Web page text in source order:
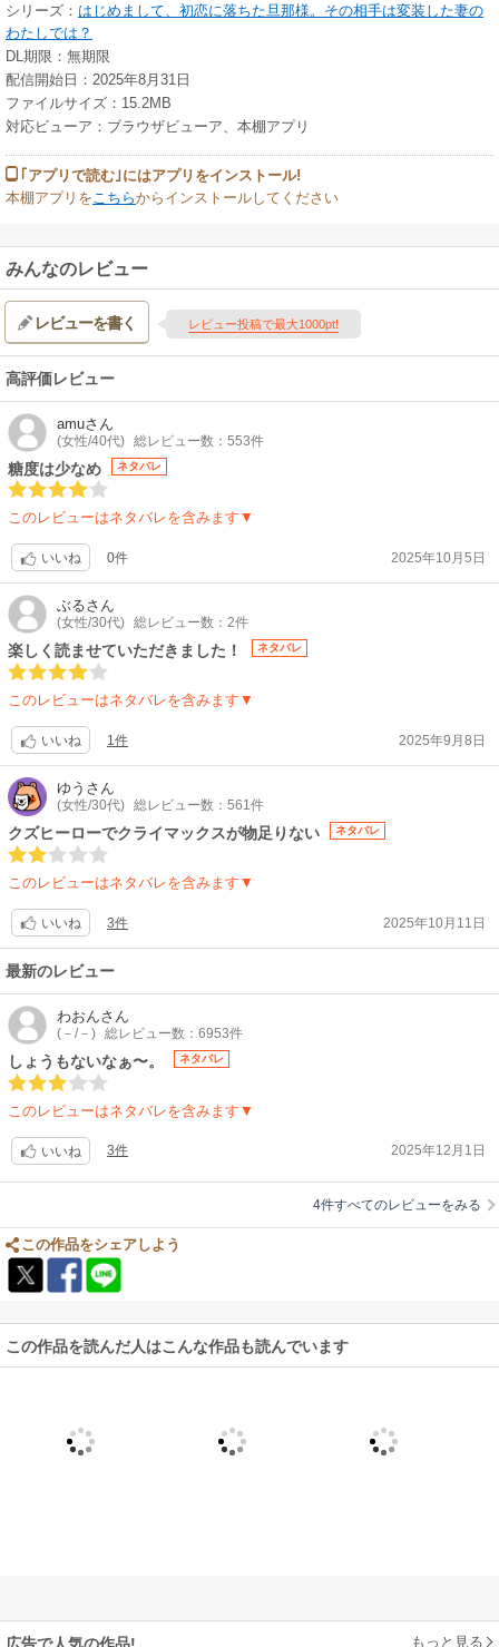
シリーズ： はじめまして、初恋に落ちた旦那様。その相手は変装した妻の
わたしでは？
DL期限：無期限
配信開始日：2025年8月31日
ファイルサイズ：15.2MB
対応ビューア：ブラウザビューア、本棚アプリ
｢アプリで読む｣にはアプリをインストール!
本棚アプリを こちらからインストールしてください
みんなのレビュー
レビューを書く レビュー投稿で最大1000pt!
高評価レビュー
amuさん
(女性/40代) 総レビュー数：553件
糖度は少なめ ネタバレ
このレビューはネタバレを含みます▼
いいね 0件 2025年10月5日
ぶるさん
(女性/30代) 総レビュー数：2件
楽しく読ませていただきました！ ネタバレ
このレビューはネタバレを含みます▼
いいね 1件 2025年9月8日
ゆう さん
(女性/30代) 総レビュー数：561件
クズヒーローでクライマックスが物足りない ネタバレ
このレビューはネタバレを含みます▼
いいね 3件 2025年10月11日
最新のレビュー
わおんさん
(－/－) 総レビュー数：6953件
しょうもないなぁ〜。 ネタバレ
このレビューはネタバレを含みます▼
いいね 3件 2025年12月1日
4件すべてのレビューをみる
この作品をシェアしよう
この作品を読んだ人はこんな作品も読んでいます
広告で人気の作品! もっと見る